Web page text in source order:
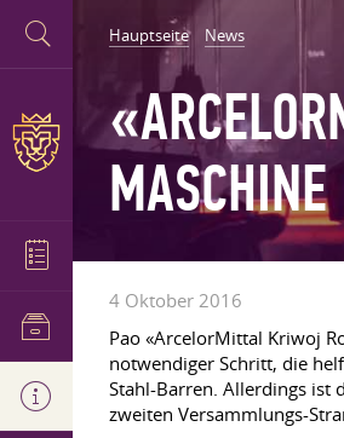
Hauptseite News
ASCHINE
4 Oktober 2016
Pao «ArcelorMittal Kriwoj
notwendiger Schritt, die
Stahl-Barren. Allerdings ist
zweiten Versammlungs-